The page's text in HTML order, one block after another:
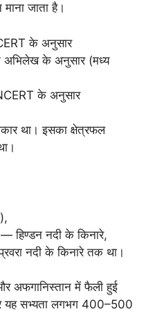
जाता है।
के अनुसार
के अनुसार (मध्य
के अनुसार
था। इसका क्षेत्रफल
हिण्डन नदी के किनारे,
नदी के किनारे तक था।
अफगानिस्तान में फैली हुई
यह सभ्यता लगभग 400–500